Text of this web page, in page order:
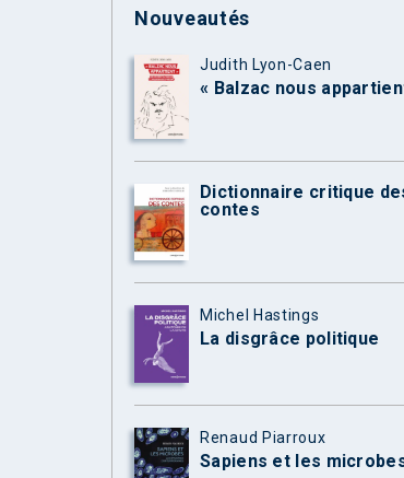
Nouveautés
Judith Lyon-Caen
« Balzac nous
Dictionnaire critique
contes
Michel Hastings
La disgrâce politique
Renaud Piarroux
Sapiens et les